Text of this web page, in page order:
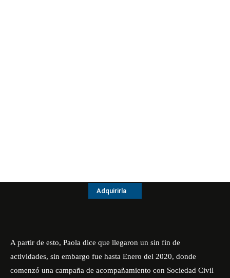
Adquirirla
A partir de esto, Paola dice que llegaron un sin fin de
actividades, sin embargo fue hasta Enero del 2020, donde
comenzó una campaña de acompañamiento con Sociedad Civil